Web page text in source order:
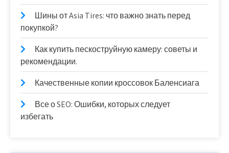
Шины от Asia Tires: что важно знать перед
покупкой?
Как купить пескоструйную камеру: советы и
рекомендации.
Качественные копии кроссовок Баленсиага
Все о SEO: Ошибки, которых следует
избегать